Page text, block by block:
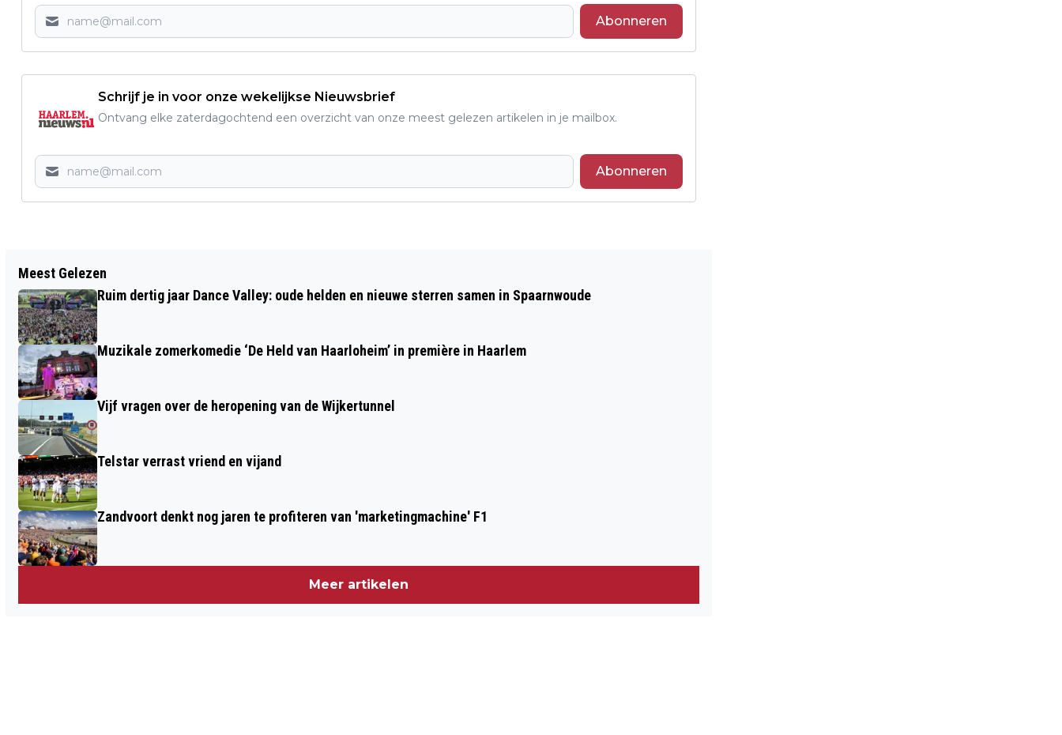
Abonneren
Schrijf je in voor onze wekelijkse Nieuwsbrief
Ontvang elke zaterdagochtend een overzicht van onze meest gelezen artikelen in je mailbox.
Abonneren
BLOEMEN VOOR DE PAUS WEER
ONDERWEG NAAR ROME
HAARLEM
Meest Gelezen
Ruim dertig jaar Dance Valley: oude helden en nieuwe sterren samen in Spaarnwoude
Muzikale zomerkomedie ‘De Held van Haarloheim’ in première in Haarlem
Vijf vragen over de heropening van de Wijkertunnel
Telstar verrast vriend en vijand
Zandvoort denkt nog jaren te profiteren van 'marketingmachine' F1
Meer artikelen